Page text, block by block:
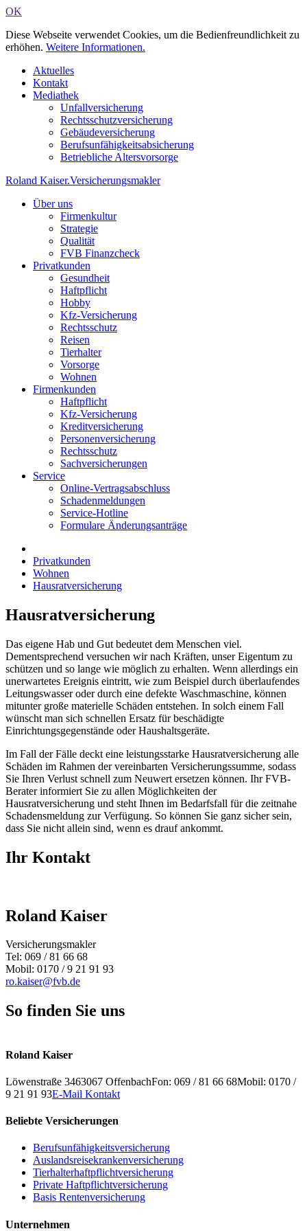
OK
Diese Webseite verwendet Cookies, um die Bedienfreundlichkeit zu
erhöhen. Weitere Informationen.
Aktuelles
Kontakt
Mediathek
Unfallversicherung
Rechtsschutzversicherung
Gebäudeversicherung
Berufsunfähigkeitsabsicherung
Betriebliche Altersvorsorge
Roland Kaiser.Versicherungsmakler
Über uns
Firmenkultur
Strategie
Qualität
FVB Finanzcheck
Privatkunden
Gesundheit
Haftpflicht
Hobby
Kfz-Versicherung
Rechtsschutz
Reisen
Tierhalter
Vorsorge
Wohnen
Firmenkunden
Haftpflicht
Kfz-Versicherung
Kreditversicherung
Personenversicherung
Rechtsschutz
Sachversicherungen
Service
Online-Vertragsabschluss
Schadenmeldungen
Service-Hotline
Formulare Änderungsanträge
Privatkunden
Wohnen
Hausratversicherung
Hausratversicherung
Das eigene Hab und Gut bedeutet dem Menschen viel.
Dementsprechend versuchen wir nach Kräften, unser Eigentum zu
schützen und so lange wie möglich zu erhalten. Wenn allerdings ein
unerwartetes Ereignis eintritt, wie zum Beispiel durch überlaufendes
Leitungswasser oder durch eine defekte Waschmaschine, können
mitunter große materielle Schäden entstehen. In solch einem Fall
wünscht man sich schnellen Ersatz für beschädigte
Einrichtungsgegenstände oder Haushaltsgeräte.
Im Fall der Fälle deckt eine leistungsstarke Hausratversicherung alle
Schäden im Rahmen der vereinbarten Versicherungssumme, sodass
Sie Ihren Verlust schnell zum Neuwert ersetzen können. Ihr FVB-
Berater informiert Sie zu allen Möglichkeiten der
Hausratversicherung und steht Ihnen im Bedarfsfall für die zeitnahe
Schadensmeldung zur Verfügung. So können Sie ganz sicher sein,
dass Sie nicht allein sind, wenn es drauf ankommt.
Ihr Kontakt
Roland Kaiser
Versicherungsmakler
Tel: 069 / 81 66 68
Mobil: 0170 / 9 21 91 93
ro.kaiser@fvb.de
So finden Sie uns
+
Roland Kaiser
Löwenstraße 3463067 OffenbachFon: 069 / 81 66 68Mobil: 0170 /
9 21 91 93E-Mail Kontakt
Beliebte Versicherungen
Berufsunfähigkeitsversicherung
Auslandsreisekrankenversicherung
Tierhalterhaftpflichtversicherung
Private Haftpflichtversicherung
Basis Rentenversicherung
Unternehmen